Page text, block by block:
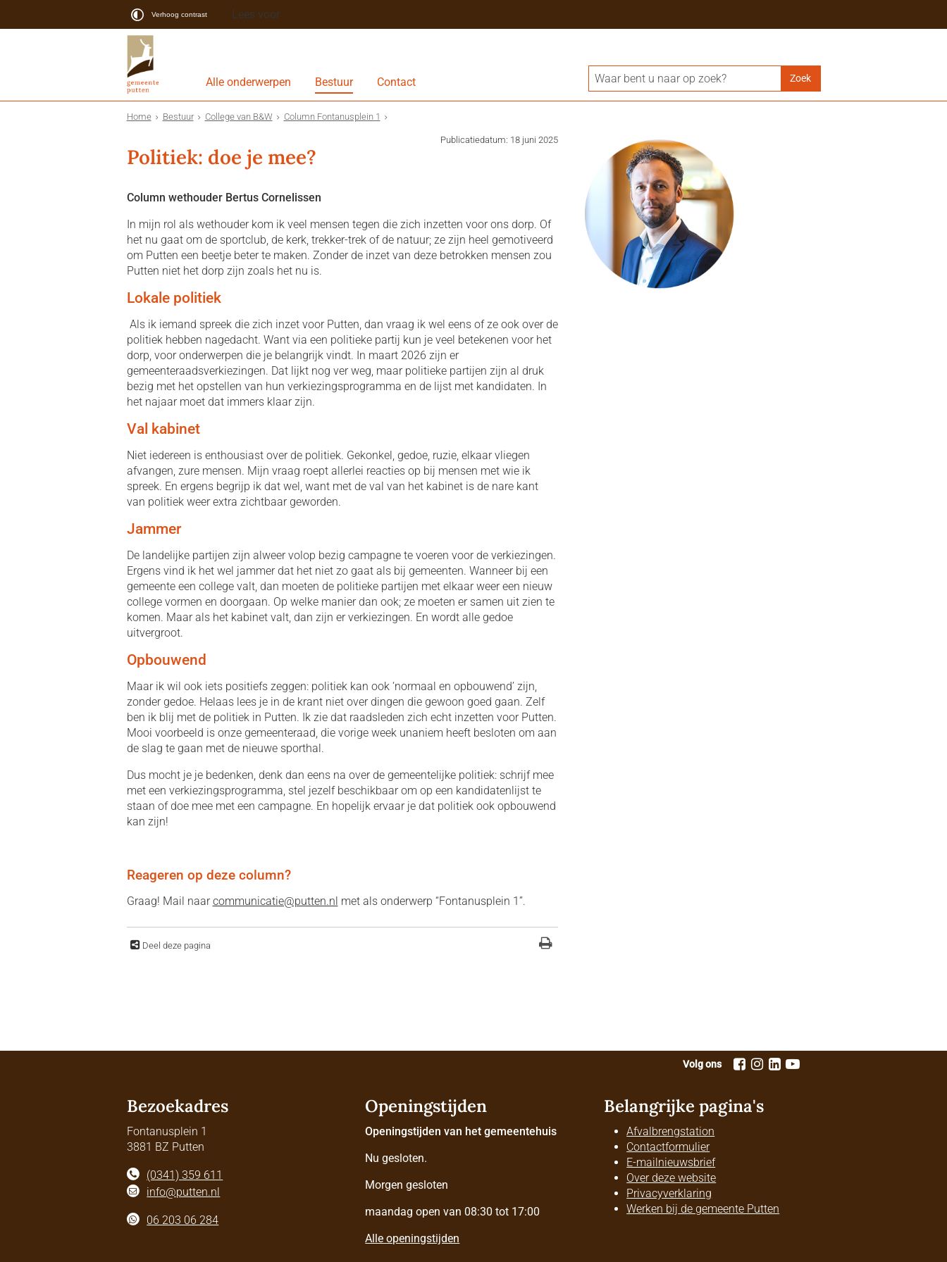
Verhoog contrast Lees voor
Alle onderwerpen Bestuur Contact
Home Bestuur College van B&W Column Fontanusplein 1
Politiek: doe je mee?
Column wethouder Bertus Cornelissen
In mijn rol als wethouder kom ik veel mensen tegen die zich inzetten voor ons dorp. Of
het nu gaat om de sportclub, de kerk, trekker-trek of de natuur; ze zijn heel gemotiveerd
om Putten een beetje beter te maken. Zonder de inzet van deze betrokken mensen zou
Putten niet het dorp zijn zoals het nu is.
Lokale politiek
Als ik iemand spreek die zich inzet voor Putten, dan vraag ik wel eens of ze ook over de
politiek hebben nagedacht. Want via een politieke partij kun je veel betekenen voor het
dorp, voor onderwerpen die je belangrijk vindt. In maart 2026 zijn er
gemeenteraadsverkiezingen. Dat lijkt nog ver weg, maar politieke partijen zijn al druk
bezig met het opstellen van hun verkiezingsprogramma en de lijst met kandidaten. In
het najaar moet dat immers klaar zijn.
Val kabinet
Niet iedereen is enthousiast over de politiek. Gekonkel, gedoe, ruzie, elkaar vliegen
afvangen, zure mensen. Mijn vraag roept allerlei reacties op bij mensen met wie ik
spreek. En ergens begrijp ik dat wel, want met de val van het kabinet is de nare kant
van politiek weer extra zichtbaar geworden.
Jammer
De landelijke partijen zijn alweer volop bezig campagne te voeren voor de verkiezingen.
Ergens vind ik het wel jammer dat het niet zo gaat als bij gemeenten. Wanneer bij een
gemeente een college valt, dan moeten de politieke partijen met elkaar weer een nieuw
college vormen en doorgaan. Op welke manier dan ook; ze moeten er samen uit zien te
komen. Maar als het kabinet valt, dan zijn er verkiezingen. En wordt alle gedoe
uitvergroot.
Opbouwend
Maar ik wil ook iets positiefs zeggen: politiek kan ook ‘normaal en opbouwend’ zijn,
zonder gedoe. Helaas lees je in de krant niet over dingen die gewoon goed gaan. Zelf
ben ik blij met de politiek in Putten. Ik zie dat raadsleden zich echt inzetten voor Putten.
Mooi voorbeeld is onze gemeenteraad, die vorige week unaniem heeft besloten om aan
de slag te gaan met de nieuwe sporthal.
Dus mocht je je bedenken, denk dan eens na over de gemeentelijke politiek: schrijf mee
met een verkiezingsprogramma, stel jezelf beschikbaar om op een kandidatenlijst te
staan of doe mee met een campagne. En hopelijk ervaar je dat politiek ook opbouwend
kan zijn!
Reageren op deze column?
Graag! Mail naarcommunicatie@putten.nl met als onderwerp “Fontanusplein 1”.
Deel deze pagina
Publicatiedatum: 18 juni 2025
Volg ons
Bezoekadres
Fontanusplein 1
3881 BZ Putten
(0341) 359 611
info@putten.nl
06 203 06 284
Openingstijden
Openingstijden van het gemeentehuis
Nu gesloten.
Morgen gesloten
maandag open van 08:30 tot 17:00
Alle openingstijden
Belangrijke pagina's
Afvalbrengstation
Contactformulier
E-mailnieuwsbrief
Over deze website
Privacyverklaring
Werken bij de gemeente Putten